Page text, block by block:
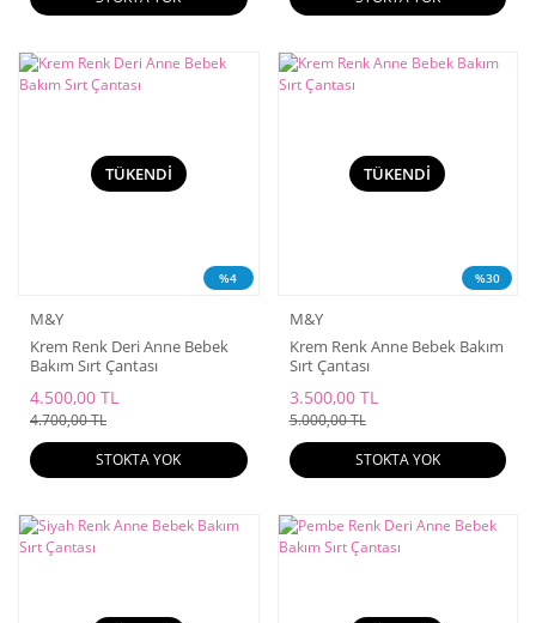
%4
TÜKENDİ
M&Y
Krem Renk Deri Anne Bebek
Bakım Sırt Çantası
4.500,00 TL
4.700,00 TL
STOKTA YOK
%30
TÜKENDİ
M&Y
Krem Renk Anne Bebek Bakım
Sırt Çantası
3.500,00 TL
5.000,00 TL
STOKTA YOK